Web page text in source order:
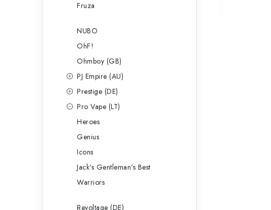
Fruza
NUBO
OhF!
Ohmboy (GB)
PJ Empire (AU)
Prestige (DE)
Pro Vape (LT)
Heroes
Genius
Icons
Jack's Gentleman's Best
Warriors
Revoltage (DE)